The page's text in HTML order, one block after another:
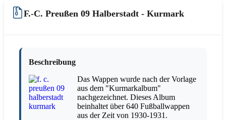
F.-C. Preußen 09 Halberstadt - Kurmark
Beschreibung
Das Wappen wurde nach der Vorlage
aus dem "Kurmarkalbum"
nachgezeichnet. Dieses Album
beinhaltet über 640 Fußballwappen
aus der Zeit von 1930-1931.